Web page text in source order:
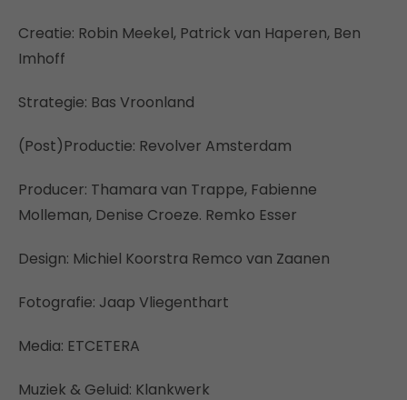
Creatie: Robin Meekel, Patrick van Haperen, Ben
Imhoff
Strategie: Bas Vroonland
(Post)Productie: Revolver Amsterdam
Producer: Thamara van Trappe, Fabienne
Molleman, Denise Croeze. Remko Esser
Design: Michiel Koorstra Remco van Zaanen
Fotografie: Jaap Vliegenthart
Media: ETCETERA
Muziek & Geluid: Klankwerk